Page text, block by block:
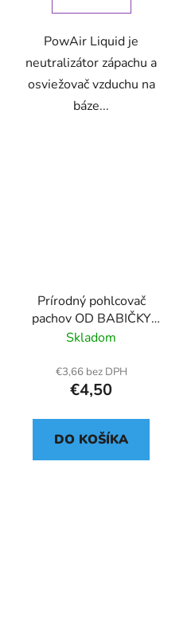
PowAir Liquid je
neutralizátor zápachu a
osviežovač vzduchu na
báze...
Prírodný pohlcovač
pachov OD BABIČKY
Eukalyptus
Skladom
€3,66 bez DPH
€4,50
DO KOŠÍKA